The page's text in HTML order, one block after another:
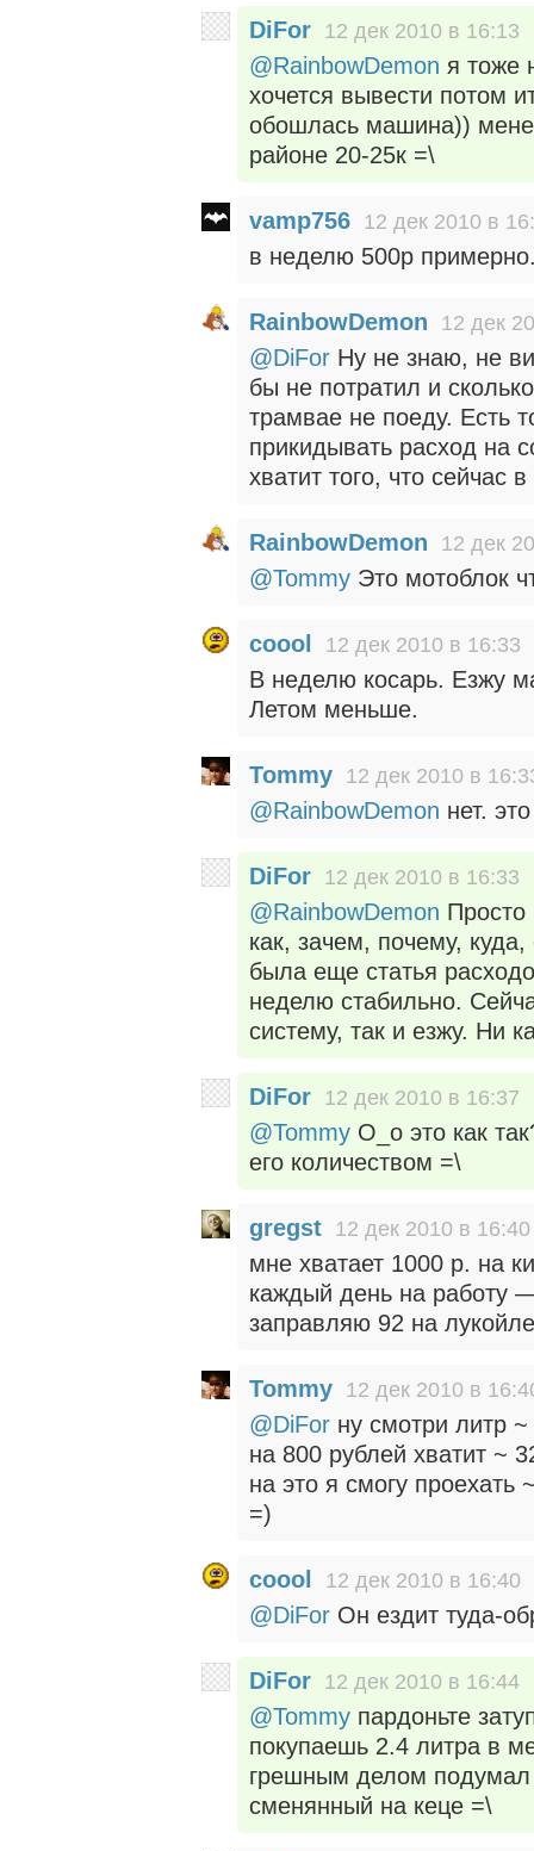
DiFor 12 дек 2010 в 16:13
@RainbowDemon я тоже
хочется вывести потом
обошлась машина))
районе 20-25к =\
vamp756 12 дек 2010 в
в неделю 500р
RainbowDemon 12 дек
@DiFor Ну не знаю, не
бы не потратил и
трамвае не поеду. Есть
прикидывать расход на
хватит того, что сейчас
RainbowDemon 12 дек
@Tommy Это мотоблок
coool 12 дек 2010 в 16:33
В неделю косарь. Езжу
Летом меньше.
Tommy 12 дек 2010 в
@RainbowDemon нет.
DiFor 12 дек 2010 в 16:33
@RainbowDemon
как, зачем, почему,
была еще статья
неделю стабильно.
систему, так и езжу. Ни
DiFor 12 дек 2010 в 16:37
@Tommy О_о это как
его количеством =\
gregst 12 дек 2010 в 16:40
мне хватает 1000 р. на
каждый день на работу
заправляю 92 на
Tommy 12 дек 2010 в
@DiFor ну смотри литр
на 800 рублей хватит ~
на это я смогу проехать
=)
coool 12 дек 2010 в 16:40
@DiFor Он ездит туда-
DiFor 12 дек 2010 в 16:44
@Tommy пардоньте
покупаешь 2.4 литра в
грешным делом подумал
сменянный на кеце =\